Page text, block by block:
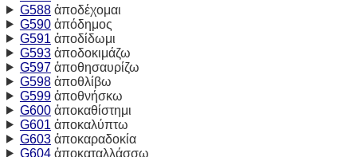
G588ἀποδέχομαι
G590ἀπόδημος
G591 ἀποδίδωμι
G593ἀποδοκιμάζω
G597ἀποθησαυρίζω
G598ἀποθλίβω
G599ἀποθνήσκω
G600ἀποκαθίστημι
G601 ἀποκαλύπτω
G603ἀποκαραδοκία
G604ἀποκαταλλάσσω